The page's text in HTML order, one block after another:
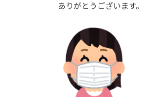
ありがとうございます。